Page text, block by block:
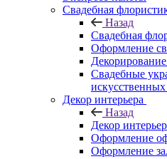
Свадебная
Назад
Свадебная
Оформление
Свадебные
Декор интерьера
Назад
Декор
Оформление
Оформление